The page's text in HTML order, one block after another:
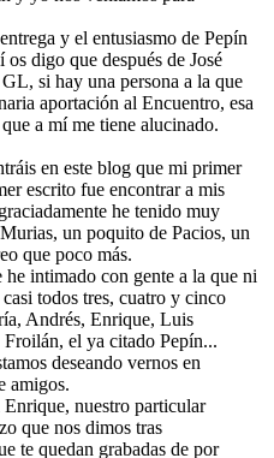
y el entusiasmo de Pepín
digo que después de José
si hay una persona a la que
aportación al Encuentro, esa
a mí me tiene alucinado.
en este blog que mi primer
escrito fue encontrar a mis
he tenido muy
un poquito de Pacios, un
que poco más.
intimado con gente a la que ni
todos tres, cuatro y cinco
Andrés, Enrique, Luis
el ya citado Pepín...
deseando vernos en
amigos.
nuestro particular
que nos dimos tras
te quedan grabadas de por